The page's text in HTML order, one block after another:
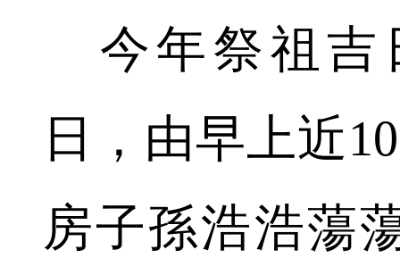
今年祭祖吉
日，由早上近
房子孫浩浩蕩